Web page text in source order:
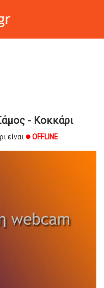
- Κοκκάρι
είναι brightness_1 OFFLINE